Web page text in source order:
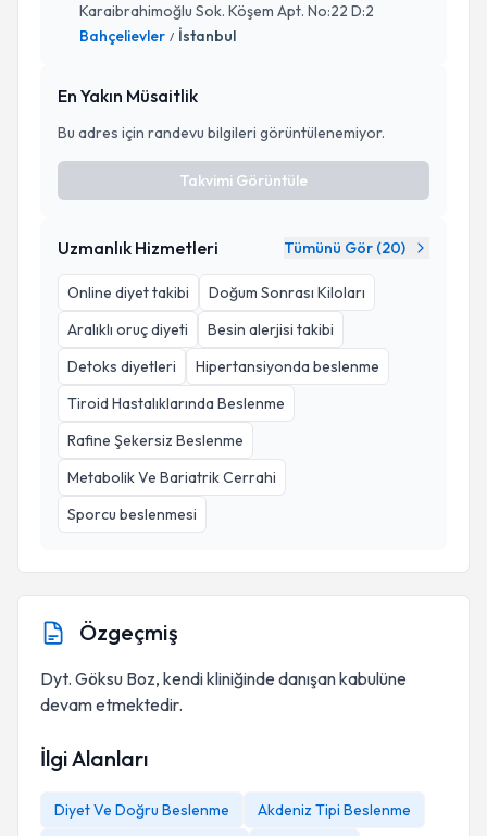
Karaibrahimoğlu Sok. Köşem Apt. No:22 D:2
Bahçelievler / İstanbul
En Yakın Müsaitlik
Bu adres için randevu bilgileri görüntülenemiyor.
Takvimi Görüntüle
Uzmanlık Hizmetleri Tümünü Gör (20)
Online diyet takibi
Doğum Sonrası Kiloları
Aralıklı oruç diyeti
Besin alerjisi takibi
Detoks diyetleri
Hipertansiyonda beslenme
Tiroid Hastalıklarında Beslenme
Rafine Şekersiz Beslenme
Metabolik Ve Bariatrik Cerrahi
Sporcu beslenmesi
Özgeçmiş
Dyt. Göksu Boz, kendi kliniğinde danışan kabulüne
devam etmektedir.
İlgi Alanları
Diyet Ve Doğru Beslenme
Akdeniz Tipi Beslenme